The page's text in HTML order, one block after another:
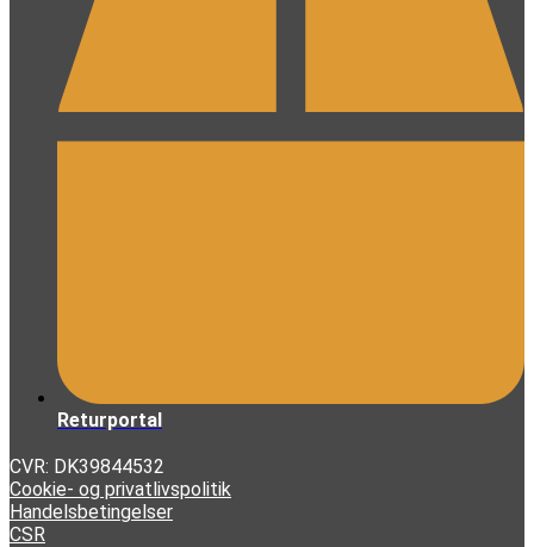
Returportal
CVR: DK39844532
Cookie- og privatlivspolitik
Handelsbetingelser
CSR